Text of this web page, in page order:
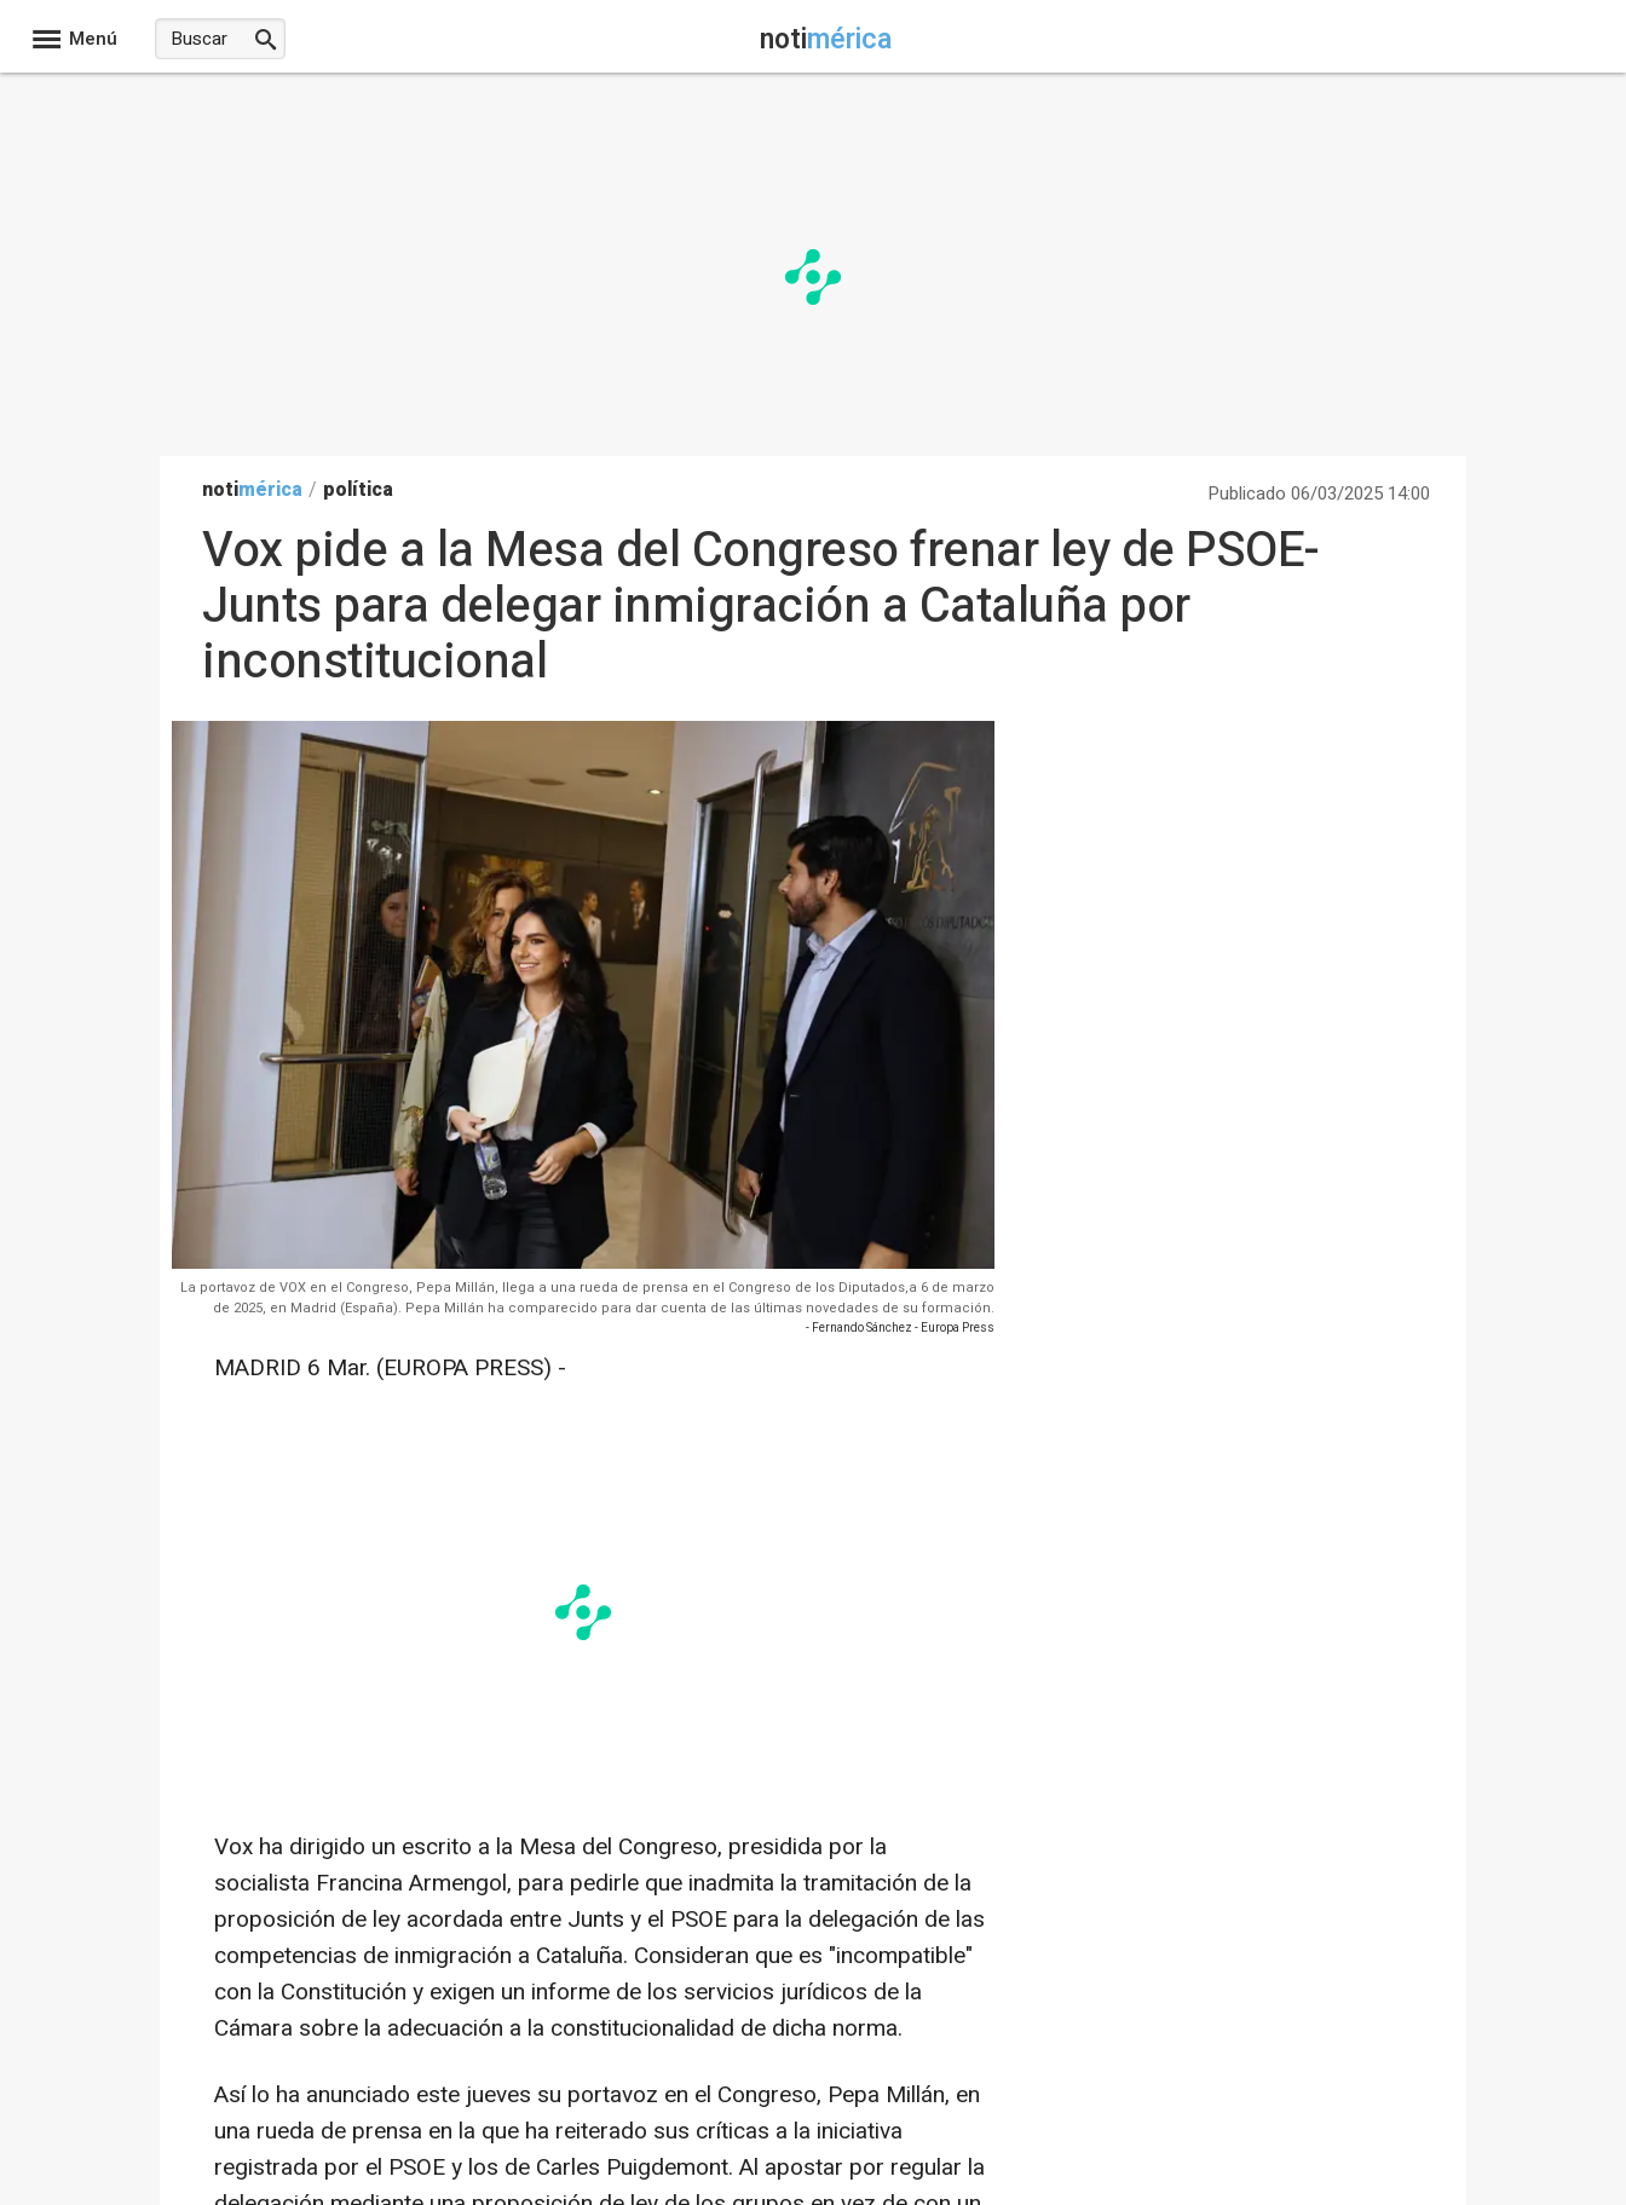
Menú notimérica
notimérica / política Publicado 06/03/2025 14:00
Vox pide a la Mesa del Congreso frenar ley de PSOE-
Junts para delegar inmigración a Cataluña por
inconstitucional
La portavoz de VOX en el Congreso, Pepa Millán, llega a una rueda de prensa en el Congreso de los Diputados,a 6 de marzo
de 2025, en Madrid (España). Pepa Millán ha comparecido para dar cuenta de las últimas novedades de su formación.
- Fernando Sánchez - Europa Press
MADRID 6 Mar. (EUROPA PRESS) -
Vox ha dirigido un escrito a la Mesa del Congreso, presidida por la
socialista Francina Armengol, para pedirle que inadmita la tramitación de la
proposición de ley acordada entre Junts y el PSOE para la delegación de las
competencias de inmigración a Cataluña. Consideran que es "incompatible"
con la Constitución y exigen un informe de los servicios jurídicos de la
Cámara sobre la adecuación a la constitucionalidad de dicha norma.
Así lo ha anunciado este jueves su portavoz en el Congreso, Pepa Millán, en
una rueda de prensa en la que ha reiterado sus críticas a la iniciativa
registrada por el PSOE y los de Carles Puigdemont. Al apostar por regular la